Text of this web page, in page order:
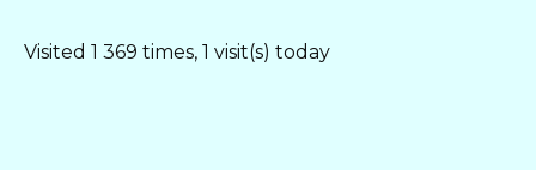
Visited 1 369 times, 1 visit(s) today